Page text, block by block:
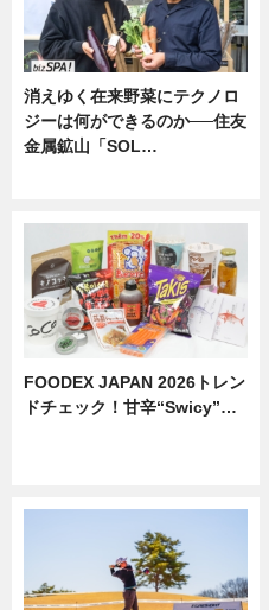
消えゆく在来野菜にテクノロ
ジーは何ができるのか──住友
金属鉱山「SOL…
FOODEX JAPAN 2026トレン
ドチェック！甘辛“Swicy”…